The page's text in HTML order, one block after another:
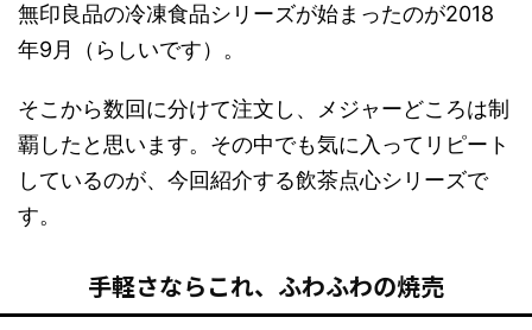
無印良品の冷凍食品シリーズが始まったのが2018
年9月（らしいです）。
そこから数回に分けて注文し、メジャーどころは制
覇したと思います。その中でも気に入ってリピート
しているのが、今回紹介する飲茶点心シリーズで
す。
手軽さならこれ、ふわふわの焼売